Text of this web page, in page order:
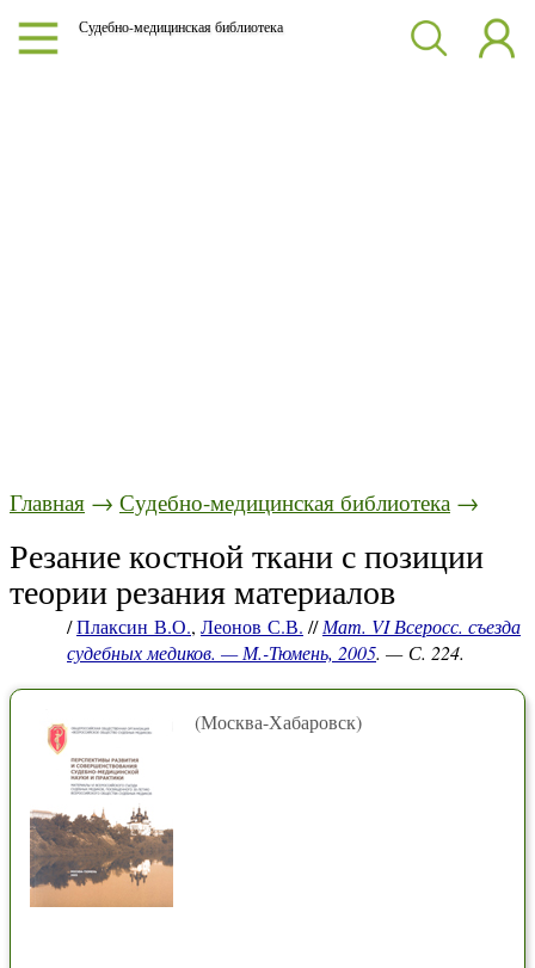
Судебно-медицинская библиотека
Главная → Судебно-медицинская библиотека →
Резание костной ткани с позиции
теории резания материалов
/Плаксин В.О., Леонов С.В. //Мат. VI Всеросс. съезда
судебных медиков. — М.-Тюмень, 2005. — С. 224.
(Москва-Хабаровск)